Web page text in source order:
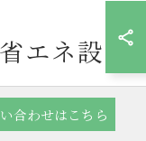
エネ設
合わせはこちら